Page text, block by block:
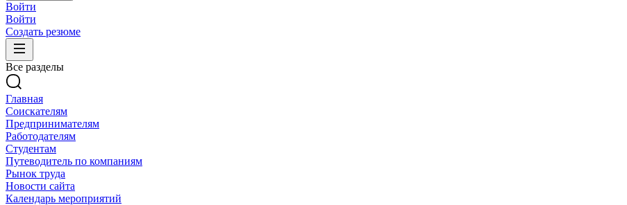
Войти
Войти
Создать резюме
Все разделы
Главная
Соискателям
Предпринимателям
Работодателям
Студентам
Путеводитель по компаниям
Рынок труда
Новости сайта
Календарь мероприятий